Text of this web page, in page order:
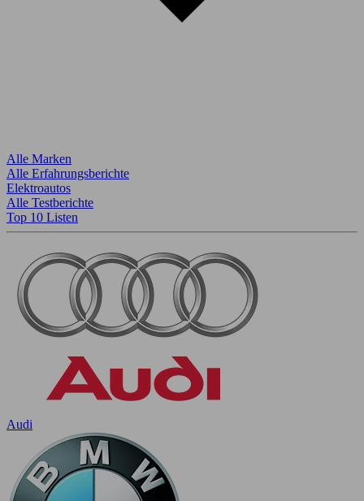
Alle Marken
Alle Erfahrungsberichte
Elektroautos
Alle Testberichte
Top 10 Listen
Audi